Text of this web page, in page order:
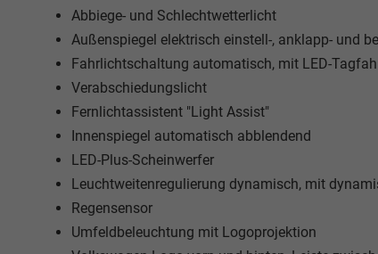
Abbiege- und Schlechtwetterlicht
Außenspiegel elektrisch einstell-, anklapp- und
Fahrlichtschaltung automatisch, mit LED-
Verabschiedungslicht
Fernlichtassistent "Light Assist"
Innenspiegel automatisch abblendend
LED-Plus-Scheinwerfer
Leuchtweitenregulierung dynamisch, mit
Regensensor
Umfeldbeleuchtung mit Logoprojektion